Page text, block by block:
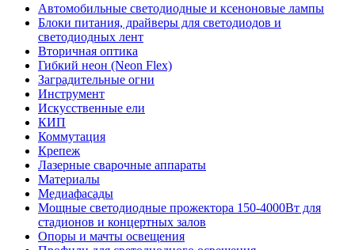
Автомобильные светодиодные и ксеноновые лампы
Блоки питания, драйверы для светодиодов и
светодиодных лент
Вторичная оптика
Гибкий неон (Neon Flex)
Заградительные огни
Инструмент
Искусственные ели
КИП
Коммутация
Крепеж
Лазерные сварочные аппараты
Материалы
Медиафасады
Мощные светодиодные прожектора 150-4000Вт для
стадионов и концертных залов
Опоры и мачты освещения